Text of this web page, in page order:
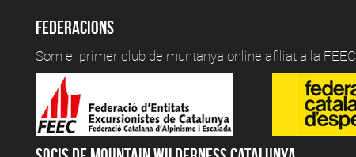
Federacions
Som el primer club de muntanya online afiliat a la FEEC.